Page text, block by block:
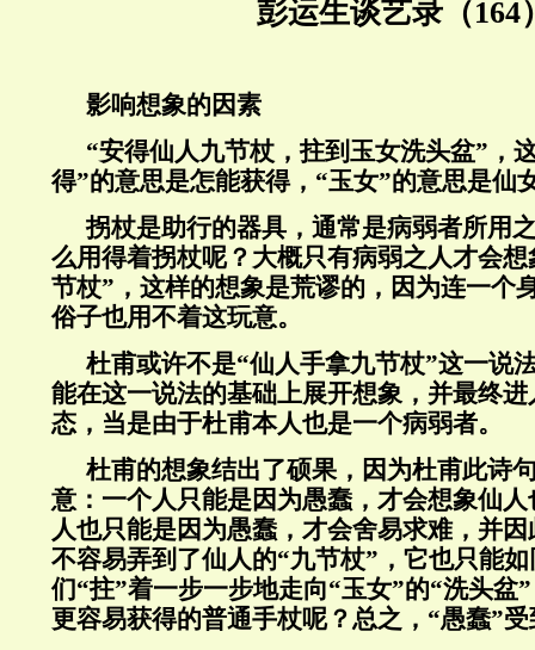
彭运生谈艺录（164
影响想象的因素
“安得仙人九节杖，拄到玉女洗头盆”，
得”的意思是怎能获得，“玉女”的意思是仙
拐杖是助行的器具，通常是病弱者所用
么用得着拐杖呢？大概只有病弱之人才会
节杖”，这样的想象是荒谬的，因为连一个
俗子也用不着这玩意。
杜甫或许不是“仙人手拿九节杖”这一说
能在这一说法的基础上展开想象，并最终
态，当是由于杜甫本人也是一个病弱者。
杜甫的想象结出了硕果，因为杜甫此诗
意：一个人只能是因为愚蠢，才会想象仙
人也只能是因为愚蠢，才会舍易求难，并
不容易弄到了仙人的“九节杖”，它也只能
们“拄”着一步一步地走向“玉女”的“洗头盆
更容易获得的普通手杖呢？总之，“愚蠢”